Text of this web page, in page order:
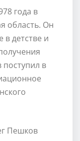
года в
область. Он
детстве и
в
Пешков